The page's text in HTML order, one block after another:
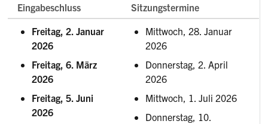
Eingabeschluss
Sitzungstermine
Freitag, 2. Januar
2026
Freitag, 6. März
2026
Freitag, 5. Juni
2026
Mittwoch, 28. Januar
2026
Donnerstag, 2. April
2026
Mittwoch, 1. Juli 2026
Donnerstag, 10.